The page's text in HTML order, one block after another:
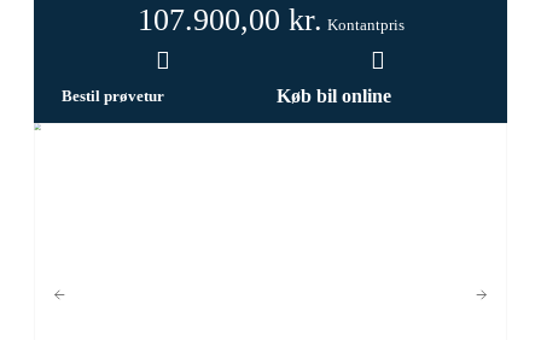
107.900,00 kr. Kontantpris
Bestil prøvetur Køb bil online